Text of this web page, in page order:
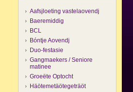
Aafsjloeting vastelaovendj
Baeremiddig
BCL
Bóntje Aovendj
Duo-festasie
Gangmaekers / Seniore
matinee
Groeëte Optocht
Häötemetäötegeträöt